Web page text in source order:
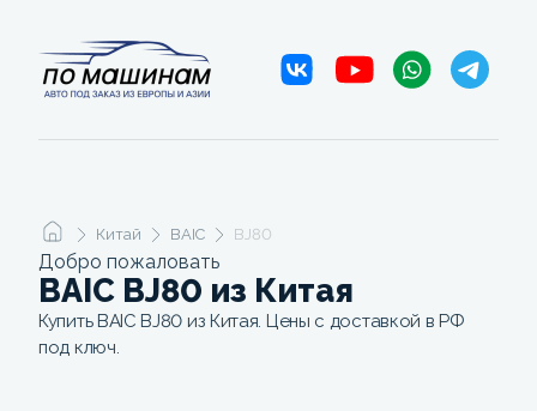
Китай BAIC BJ80
Добро пожаловать
BAIC BJ80 из Китая
Купить BAIC BJ80 из Китая. Цены с доставкой в РФ
под ключ.